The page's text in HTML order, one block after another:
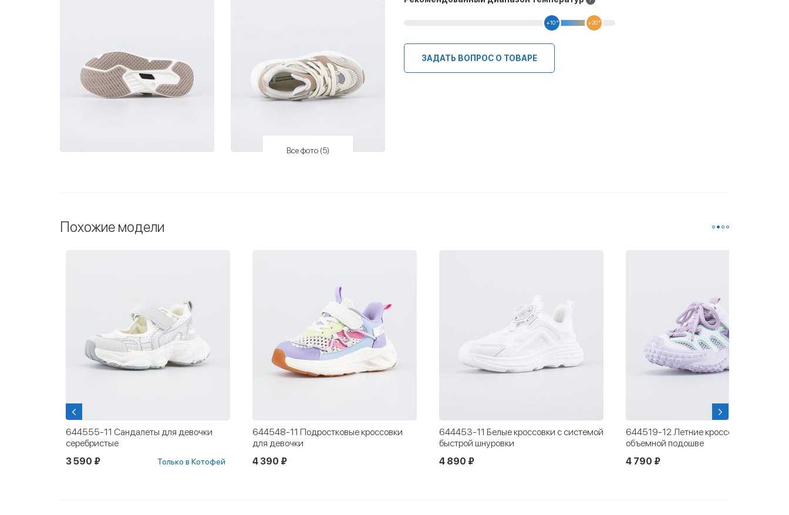
Все фото (5)
+10 ° +20 °
ЗАДАТЬ ВОПРОС О ТОВАРЕ
Похожие модели
644555-11 Сандалеты для девочки
серебристые
3 590 ₽
Только в Котофей
644548-11 Подростковые кроссовки
для девочки
4 390 ₽
644453-11 Белые кроссовки с системой
быстрой шнуровки
4 890 ₽
644519-12 Летние кроссовки на
объемной подошве
4 790 ₽